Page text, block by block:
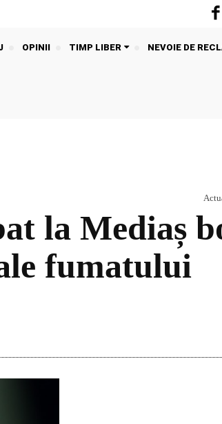
OPINII TIMP LIBER
NEVOIE DE
la Mediaș
fumatului